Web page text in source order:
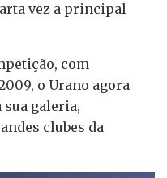
vez a principal
com
o Urano agora
sua galeria,
clubes da